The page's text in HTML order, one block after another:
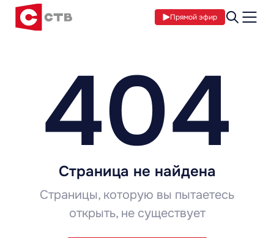
Прямой эфир
404
Страница не найдена
Страницы, которую вы пытаетесь
открыть, не существует